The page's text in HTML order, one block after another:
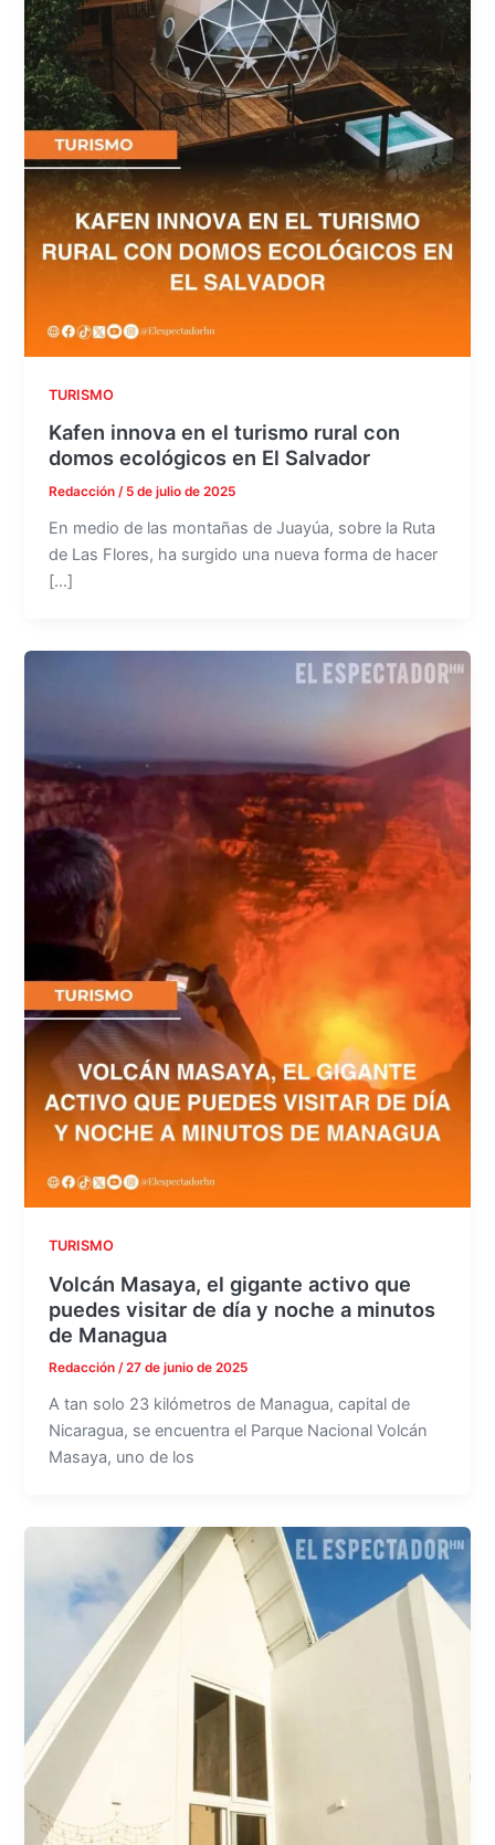
TURISMO
Kafen innova en el turismo rural con
domos ecológicos en El Salvador
Redacción/ 5 de julio de 2025
En medio de las montañas de Juayúa, sobre la Ruta
de Las Flores, ha surgido una nueva forma de hacer
[…]
TURISMO
Volcán Masaya, el gigante activo que
puedes visitar de día y noche a minutos
de Managua
Redacción/27 de junio de 2025
A tan solo 23 kilómetros de Managua, capital de
Nicaragua, se encuentra el Parque Nacional Volcán
Masaya, uno de los